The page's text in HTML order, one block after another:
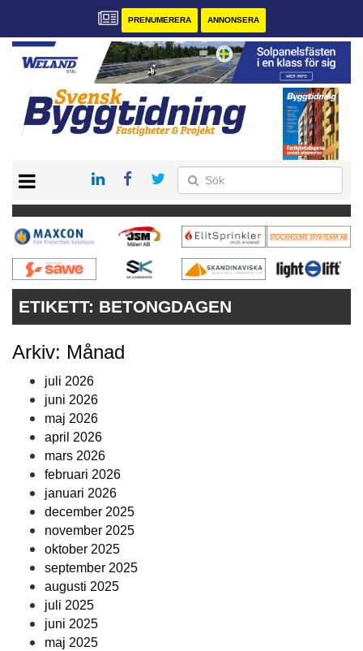
PRENUMERERA ANNONSERA
PRENUMERERA
VÅRA ANDRA MAGASIN
ANNONSERA
KONTAKT
ETIKETT: BETONGDAGEN
Arkiv: Månad
juli 2026
juni 2026
maj 2026
april 2026
mars 2026
februari 2026
januari 2026
december 2025
november 2025
oktober 2025
september 2025
augusti 2025
juli 2025
juni 2025
maj 2025